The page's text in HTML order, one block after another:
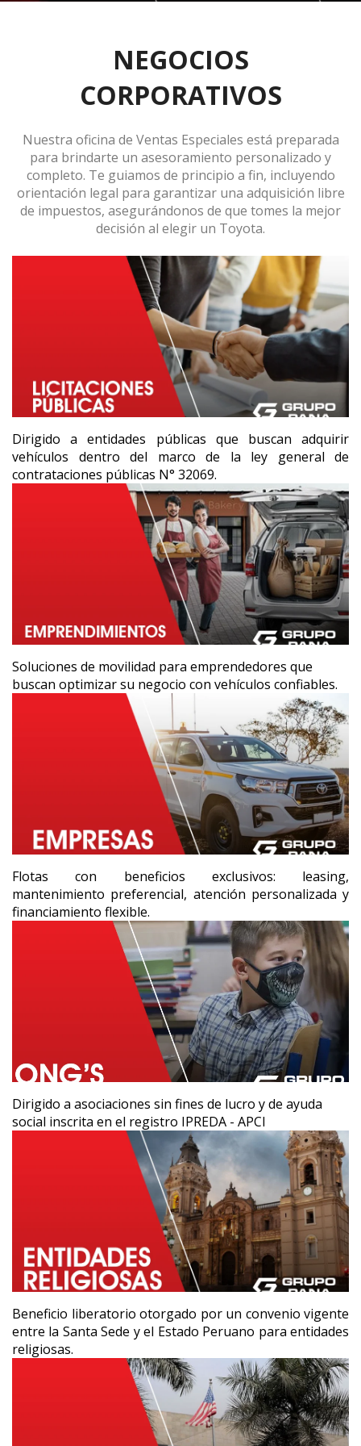
NEGOCIOS
CORPORATIVOS
Nuestra oficina de Ventas Especiales está preparada
para brindarte un asesoramiento personalizado y
completo. Te guiamos de principio a fin, incluyendo
orientación legal para garantizar una adquisición libre
de impuestos, asegurándonos de que tomes la mejor
decisión al elegir un Toyota.
Dirigido a entidades públicas que buscan adquirir
vehículos dentro del marco de la ley general de
contrataciones públicas N° 32069.
Soluciones de movilidad para emprendedores que
buscan optimizar su negocio con vehículos confiables.
Flotas con beneficios exclusivos: leasing,
mantenimiento preferencial, atención personalizada y
financiamiento flexible.
Dirigido a asociaciones sin fines de lucro y de ayuda
social inscrita en el registro IPREDA - APCI
Beneficio liberatorio otorgado por un convenio vigente
entre la Santa Sede y el Estado Peruano para entidades
religiosas.